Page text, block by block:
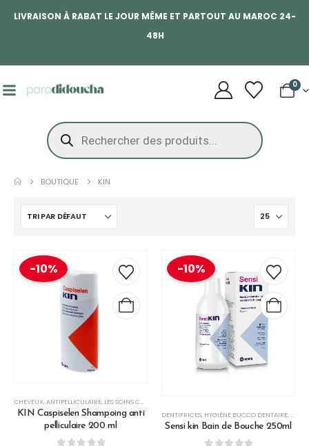
LIVRAISON À RABAT LE JOUR MÊME ET PARTOUT AU MAROC 24-
48H
0
BOUTIQUE KIN
-10%
CHEVEUX,ANTIPELLICULAIRE, LES SOINS CHEVEUX
KIN Caspiselen Shampoing anti
pelliculaire 200 ml
-10%
DENTIFRICES, HYGIÈNE BUCCO DENTAIRE,
Sensi kin Bain de Bouche 250ml